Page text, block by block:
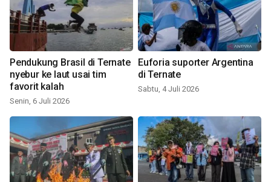
Pendukung Brasil di Ternate
nyebur ke laut usai tim
favorit kalah
Senin, 6 Juli 2026
Euforia suporter Argentina
di Ternate
Sabtu, 4 Juli 2026